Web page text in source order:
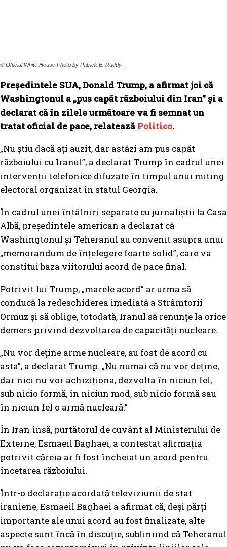
© Official White House Photo by Patrick B. Ruddy
Președintele SUA, Donald Trump, a afirmat joi că
Washingtonul a „pus capăt războiului din Iran” și a
declarat că în zilele următoare va fi semnat un
tratat oficial de pace, relatează Politico.
„Nu știu dacă ați auzit, dar astăzi am pus capăt
războiului cu Iranul”, a declarat Trump în cadrul unei
intervenții telefonice difuzate în timpul unui miting
electoral organizat în statul Georgia.
În cadrul unei întâlniri separate cu jurnaliștii la Casa
Albă, președintele american a declarat că
Washingtonul și Teheranul au convenit asupra unui
„memorandum de înțelegere foarte solid”, care va
constitui baza viitorului acord de pace final.
Potrivit lui Trump, „marele acord” ar urma să
conducă la redeschiderea imediată a Strâmtorii
Ormuz și să oblige, totodată, Iranul să renunțe la orice
demers privind dezvoltarea de capacități nucleare.
„Nu vor deține arme nucleare, au fost de acord cu
asta”, a declarat Trump. „Nu numai că nu vor deține,
dar nici nu vor achiziționa, dezvolta în niciun fel,
sub nicio formă, în niciun mod, sub nicio formă sau
în niciun fel o armă nucleară.”
În Iran însă, purtătorul de cuvânt al Ministerului de
Externe, Esmaeil Baghaei, a contestat afirmația
potrivit căreia ar fi fost încheiat un acord pentru
încetarea războiului.
Într-o declarație acordată televiziunii de stat
iraniene, Esmaeil Baghaei a afirmat că, deși părți
importante ale unui acord au fost finalizate, alte
aspecte sunt încă în discuție, subliniind că Teheranul